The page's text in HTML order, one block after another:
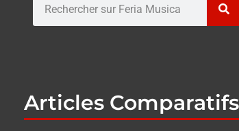
Articles